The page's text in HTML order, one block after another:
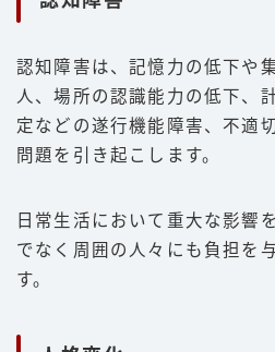
認知障害は、記憶力の低下や
人、場所の認識能力の低下、
定などの遂行機能障害、不適
問題を引き起こします。
日常生活において重大な影響
でなく周囲の人々にも負担を
す。